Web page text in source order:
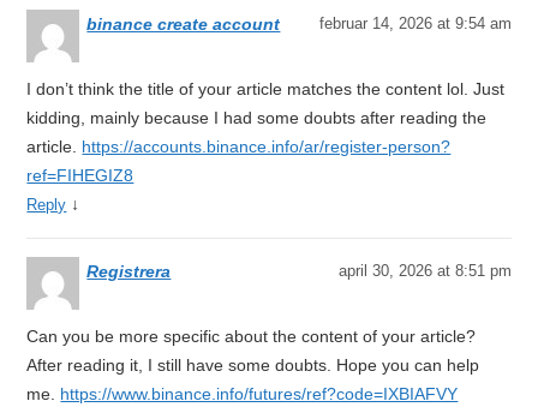
binance create account februar 14, 2026 at 9:54 am
I don’t think the title of your article matches the content lol. Just
kidding, mainly because I had some doubts after reading the
article. https://accounts.binance.info/ar/register-person?
ref=FIHEGIZ8
Reply ↓
Registrera april 30, 2026 at 8:51 pm
Can you be more specific about the content of your article?
After reading it, I still have some doubts. Hope you can help
me. https://www.binance.info/futures/ref?code=IXBIAFVY